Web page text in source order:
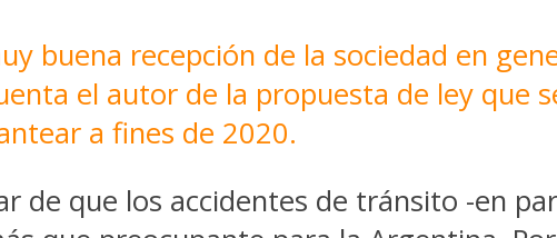
buena recepción de la sociedad en
el autor de la propuesta de ley que
a fines de 2020.
de que los accidentes de tránsito -en